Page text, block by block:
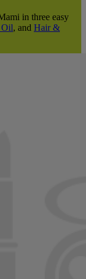
in three easy
, and Hair &